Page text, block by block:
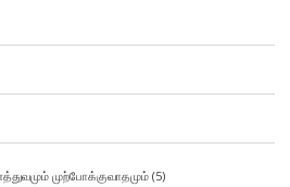
முற்போக்குவாதமும்(5)